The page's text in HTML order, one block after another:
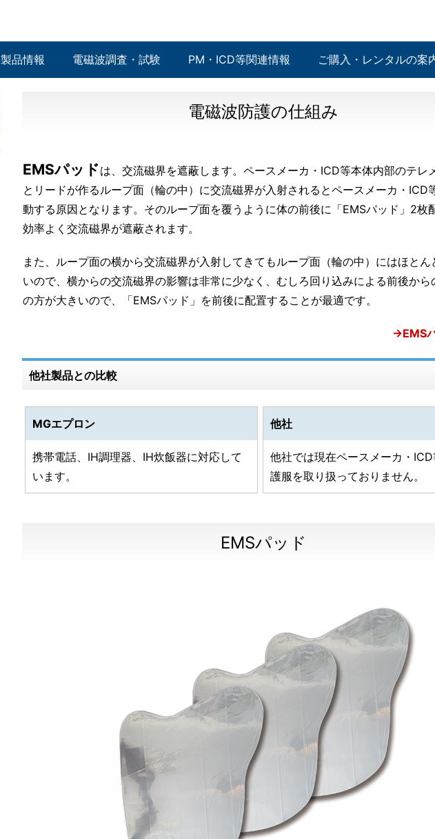
製品情報 電磁波調査・試験 PM・ICD等関連情報 ご購入・レンタルの案
電磁波防護の仕組み
EMSパッドは、交流磁界を遮蔽します。ペースメーカ・ICD等本体内部のテレ
とリードが作るループ面（輪の中）に交流磁界が入射されるとペースメーカ・ICD
動する原因となります。そのループ面を覆うように体の前後に「EMSパッド」2枚
効率よく交流磁界が遮蔽されます。
また、ループ面の横から交流磁界が入射してきてもループ面（輪の中）にはほとん
いので、横からの交流磁界の影響は非常に少なく、むしろ回り込みによる前後から
の方が大きいので、「EMSパッド」を前後に配置することが最適です。
→EMS
他社製品との比較
MGエプロン
携帯電話、IH調理器、IH炊飯器に対応して
います。
他社
他社では現在ペースメーカ・
護服を取り扱っておりません。
EMSパッド